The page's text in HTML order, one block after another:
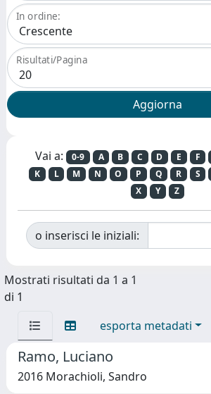
In ordine:
Risultati/Pagina
Vai a: 0-9 A B C D E F
K
L M N O P Q R S
X
Y Z
o inserisci le iniziali:
Mostrati risultati da 1 a 1
di 1
esporta metadati
Ramo, Luciano
2016 Morachioli, Sandro